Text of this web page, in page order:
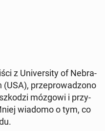
z Uni­ver­si­ty of Ne­bra­
(USA), prze­pro­wa­dzo­no
mózgowi i przy­
wiadomo o tym, co